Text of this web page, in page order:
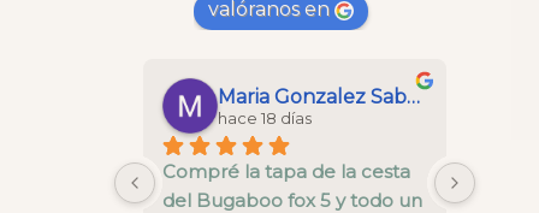
valóranos en
Maria Gonzalez Saborido
hace 18 días
Compré la tapa de la cesta
del Bugaboo fox 5 y todo un